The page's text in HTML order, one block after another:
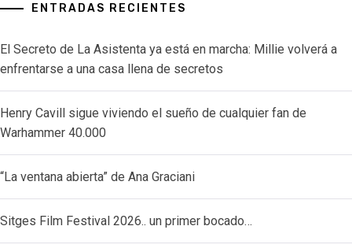
ENTRADAS RECIENTES
El Secreto de La Asistenta ya está en marcha: Millie volverá a
enfrentarse a una casa llena de secretos
Henry Cavill sigue viviendo el sueño de cualquier fan de
Warhammer 40.000
“La ventana abierta” de Ana Graciani
Sitges Film Festival 2026.. un primer bocado…